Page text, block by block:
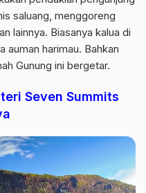
saluang, menggoreng
lainnya. Biasanya kalua di
auman harimau. Bahkan
Gunung ini bergetar.
Seven Summits